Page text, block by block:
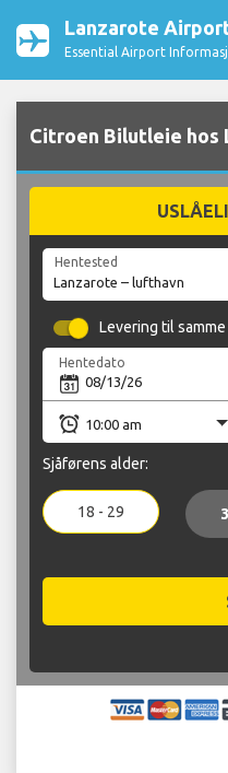
Lanzarote
Essential Airport
Citroen Bilutleie
Hentested
Levering til
Hentedato
Sjåførens alder:
18 - 29